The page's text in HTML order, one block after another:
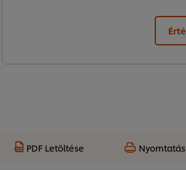
PDF Letöltése Nyomtatás